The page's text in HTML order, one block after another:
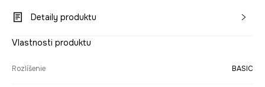
Detaily produktu
Vlastnosti produktu
Rozlíšenie BASIC